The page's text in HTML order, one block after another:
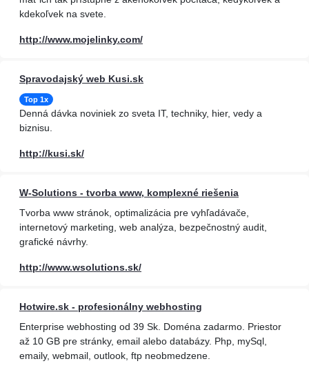
kdekoľvek na svete.
http://www.mojelinky.com/
Spravodajský web Kusi.sk
Top 1x
Denná dávka noviniek zo sveta IT, techniky, hier, vedy a
biznisu.
http://kusi.sk/
W-Solutions - tvorba www, komplexné riešenia
Tvorba www stránok, optimalizácia pre vyhľadávače,
internetový marketing, web analýza, bezpečnostný audit,
grafické návrhy.
http://www.wsolutions.sk/
Hotwire.sk - profesionálny webhosting
Enterprise webhosting od 39 Sk. Doména zadarmo. Priestor
až 10 GB pre stránky, email alebo databázy. Php, mySql,
emaily, webmail, outlook, ftp neobmedzene.